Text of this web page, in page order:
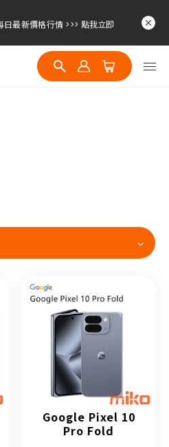
最新價格行情 >>> 點我立即
最新價格行情 >>> 點我立即
最新價格行情 >>> 點我立即
Google Pixel 10
Pro Fold